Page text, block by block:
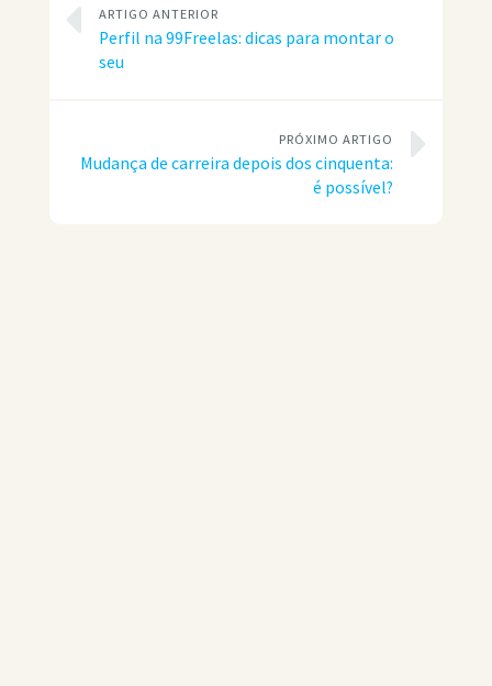
ARTIGO ANTERIOR
Perfil na 99Freelas: dicas para montar o
seu
PRÓXIMO ARTIGO
Mudança de carreira depois dos cinquenta:
é possível?